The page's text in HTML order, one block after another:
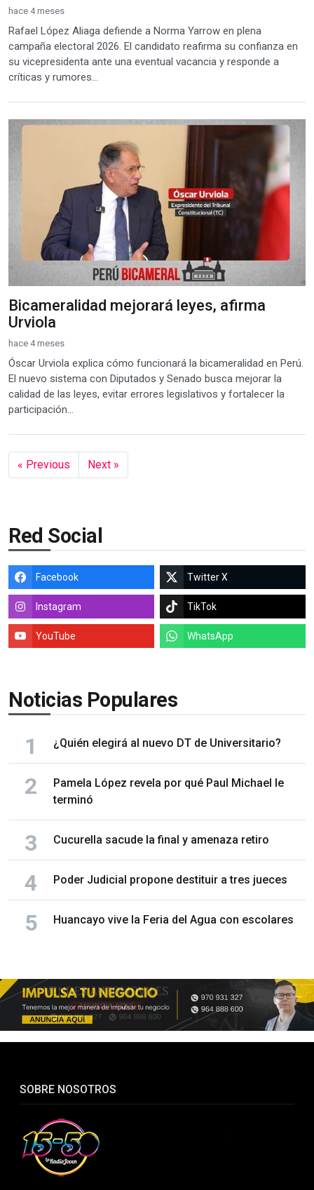
hace 4 meses
Rafael López Aliaga defiende a Norma Yarrow en plena
campaña electoral 2026. El candidato reafirma su confianza en
su vicepresidenta ante una eventual vacancia y responde a
críticas y rumores...
Bicameralidad mejorará leyes, afirma
Urviola
hace 4 meses
Óscar Urviola explica cómo funcionará la bicameralidad en Perú.
El nuevo sistema con Diputados y Senado busca mejorar la
calidad de las leyes, evitar errores legislativos y fortalecer la
participación...
« Previous Next »
Red Social
Facebook Twitter X
Instagram TikTok
YouTube WhatsApp
Noticias Populares
¿Quién elegirá al nuevo DT de Universitario?
Pamela López revela por qué Paul Michael le
terminó
Cucurella sacude la final y amenaza retiro
Poder Judicial propone destituir a tres jueces
Huancayo vive la Feria del Agua con escolares
SOBRE NOSOTROS